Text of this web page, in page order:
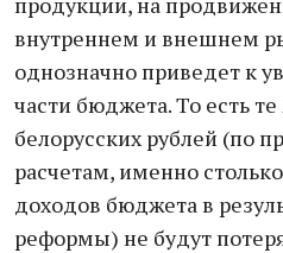
внутреннем и внешнем
однозначно приведет к
части бюджета. То есть
белорусских рублей (по
расчетам, именно
доходов бюджета в
реформы) не будут